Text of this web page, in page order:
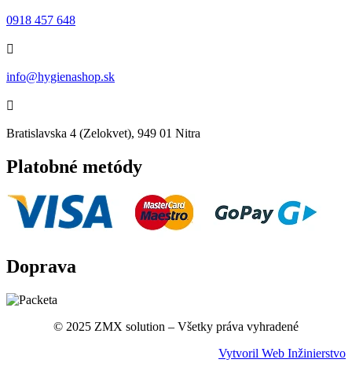
0918 457 648

info@hygienashop.sk

Bratislavska 4 (Zelokvet), 949 01 Nitra
Platobné metódy
Doprava
© 2025 ZMX solution – Všetky práva vyhradené
Vytvoril Web Inžinierstvo